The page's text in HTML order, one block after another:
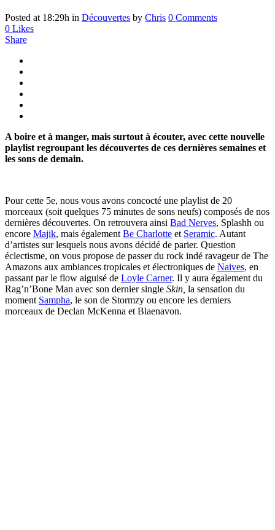
Posted at 18:29h in Découvertes by Chris 0 Comments
0 Likes
Share
A boire et à manger, mais surtout à écouter, avec cette nouvelle
playlist regroupant les découvertes de ces dernières semaines et
les sons de demain.
Pour cette 5e, nous vous avons concocté une playlist de 20
morceaux (soit quelques 75 minutes de sons neufs) composés de nos
dernières découvertes. On retrouvera ainsi Bad Nerves, Splashh ou
encore Majik, mais également Be Charlotte et Seramic. Autant
d’artistes sur lesquels nous avons décidé de parier. Question
éclectisme, on vous propose de passer du rock indé ravageur de The
Amazons aux ambiances tropicales et électroniques de Naives, en
passant par le flow aiguisé de Loyle Carner. Il y aura également du
Rag’n’Bone Man avec son dernier single Skin, la sensation du
moment Sampha, le son de Stormzy ou encore les derniers
morceaux de Declan McKenna et Blaenavon.